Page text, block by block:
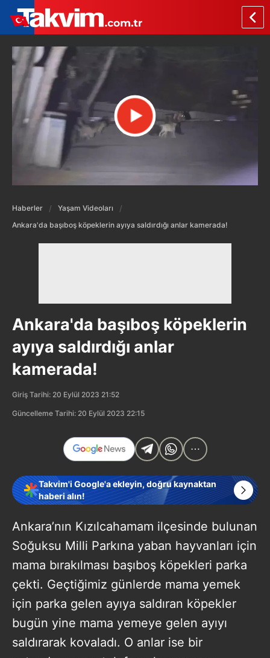
Haberler
Yaşam Videoları
Ankara'da başıboş köpeklerin ayıya saldırdığı anlar kamerada!
Ankara'da başıboş köpeklerin
ayıya saldırdığı anlar
kamerada!
Giriş Tarihi: 20 Eylül 2023 21:52
Güncelleme Tarihi: 20 Eylül 2023 22:15
Takvim'i Google'a ekleyin, doğru kaynaktan
haberi alın!
Ankara’nın Kızılcahamam ilçesinde bulunan
Soğuksu Milli Parkına yaban hayvanları için
mama bırakılması başıboş köpekleri parka
çekti. Geçtiğimiz günlerde mama yemek
için parka gelen ayıya saldıran köpekler
bugün yine mama yemeye gelen ayıyı
saldırarak kovaladı. O anlar ise bir